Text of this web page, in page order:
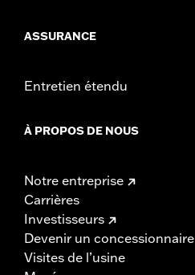
ASSURANCE
Entretien étendu
À PROPOS DE NOUS
Notre entreprise
Carrières
Investisseurs
Devenir un concessionnaire
Visites de l’usine